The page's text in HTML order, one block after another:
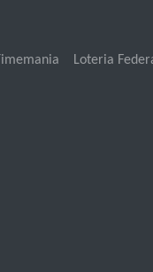
Timemania Loteria